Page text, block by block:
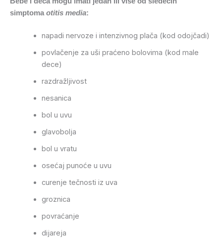
simptoma otitis media:
napadi nervoze i intenzivnog plača (kod odojčadi)
povlačenje za uši praćeno bolovima (kod male
dece)
razdražljivost
nesanica
bol u uvu
glavobolja
bol u vratu
osećaj punoće u uvu
curenje tečnosti iz uva
groznica
povraćanje
dijareja